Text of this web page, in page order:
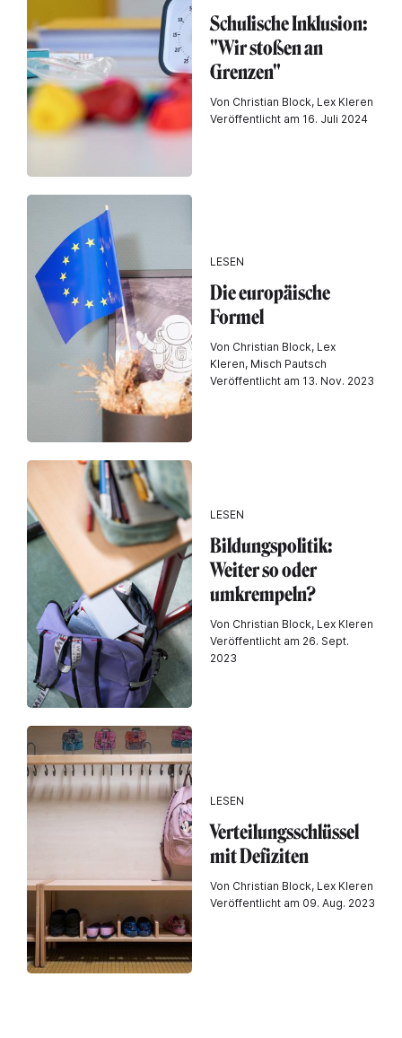
Schulische Inklusion:
"Wir stoßen an
Grenzen"
Von Christian Block, Lex Kleren
Veröffentlicht am 16. Juli 2024
LESEN
Die europäische
Formel
Von Christian Block, Lex
Kleren, Misch Pautsch
Veröffentlicht am 13. Nov. 2023
LESEN
Bildungspolitik:
Weiter so oder
umkrempeln?
Von Christian Block, Lex Kleren
Veröffentlicht am 26. Sept.
2023
LESEN
Verteilungsschlüssel
mit Defiziten
Von Christian Block, Lex Kleren
Veröffentlicht am 09. Aug. 2023